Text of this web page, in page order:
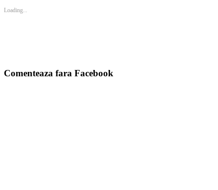
Loading...
Comenteaza fara Facebook